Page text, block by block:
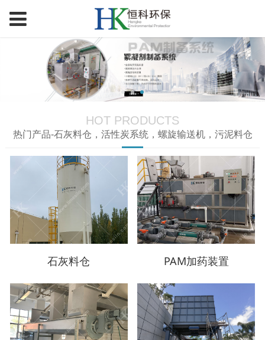
HOT PRODUCTS
热门产品-石灰料仓，活性炭系统，螺旋输送机，污泥料仓
石灰料仓 PAM加药装置